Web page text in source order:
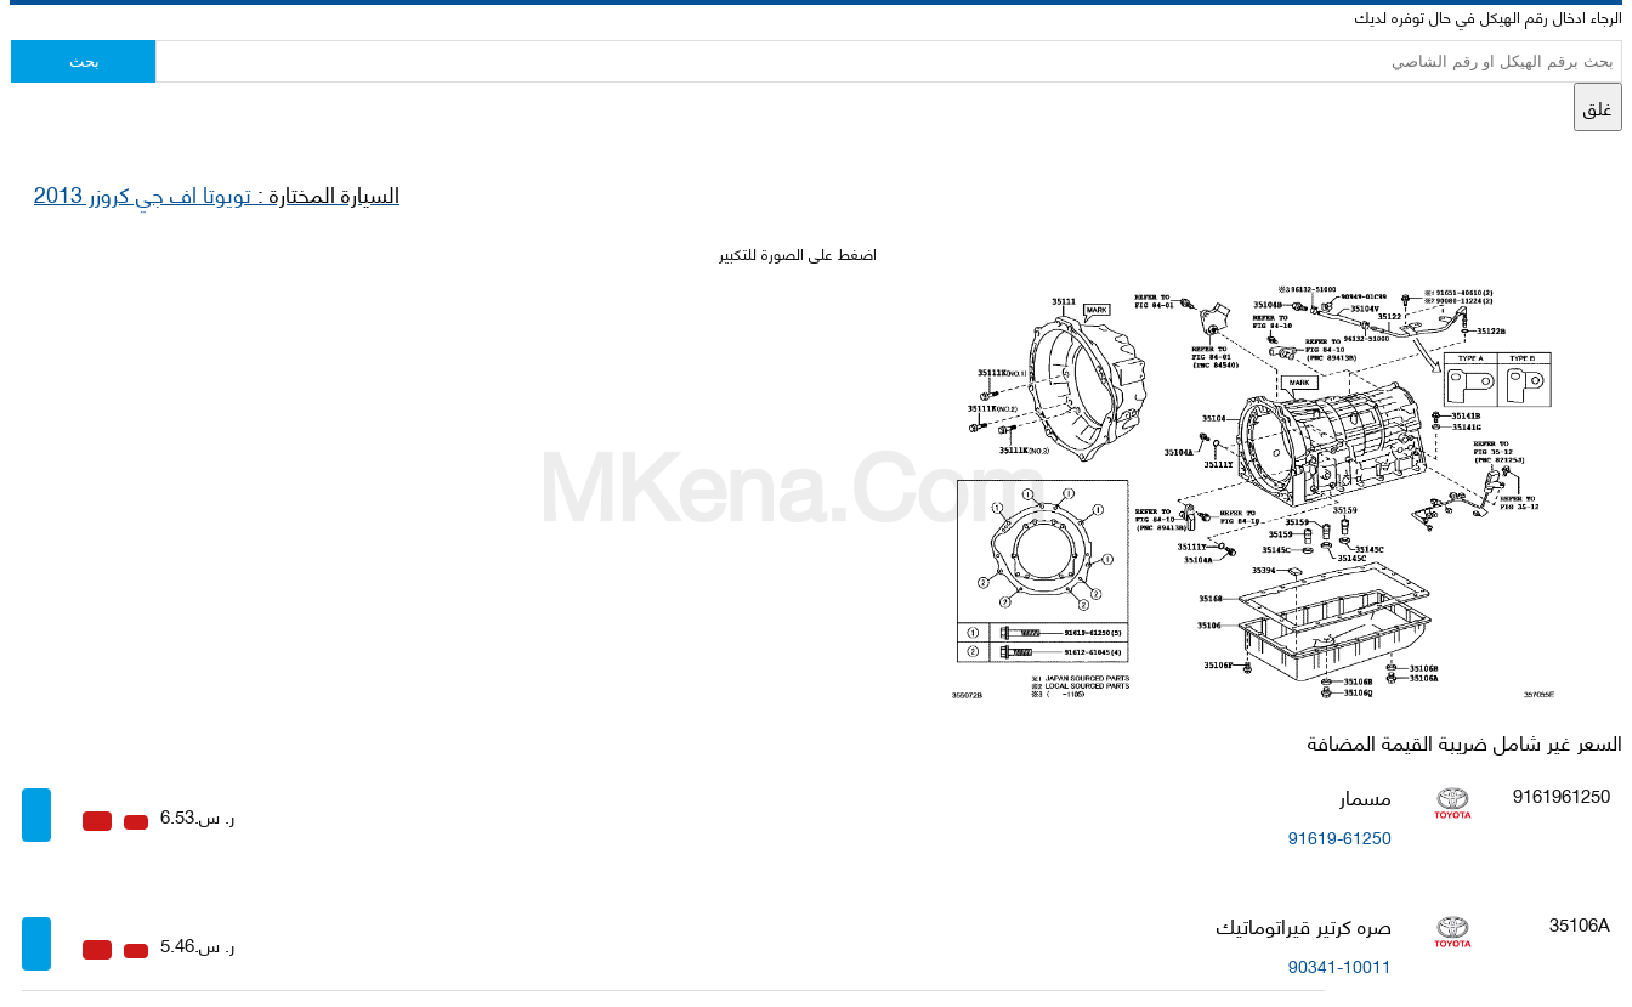
الرجاء ادخال رقم الهيكل في حال توفره لديك
بحث
غلق
السيارة المختارة :تويوتا اف جي كروزر 2013
اضغط على الصورة للتكبير
السعر غير شامل ضريبة القيمة المضافة
9161961250 مسمار
91619-61250
ر. س.6.53
35106A صره كرتير قيراتوماتيك
90341-10011
ر. س.5.46